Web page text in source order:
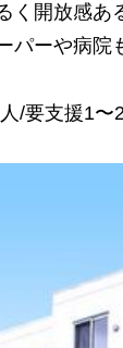
く開放感あ
パーや病院
/要支援1〜